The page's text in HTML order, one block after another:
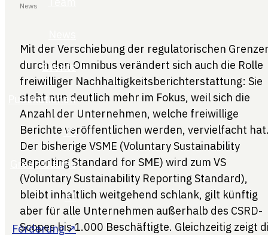
News
Mit der Verschiebung der regulatorischen
durch den Omnibus verändert sich auch die Rolle
freiwilliger Nachhaltigkeitsberichterstattung: Sie
steht nun deutlich mehr im Fokus, weil sich die
Anzahl der Unternehmen, welche freiwillige
Berichte veröffentlichen werden, vervielfacht
Der bisherige VSME (Voluntary Sustainability
Reporting Standard for SME) wird zum VS
(Voluntary Sustainability Reporting Standard),
bleibt inhaltlich weitgehend schlank, gilt künftig
aber für alle Unternehmen außerhalb des CSRD-
Scopes bis 1.000 Beschäftigte. Gleichzeitig zeigt